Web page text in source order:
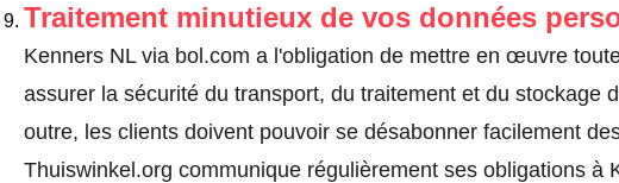
Traitement minutieux de vos données
Kenners NL via bol.com a l'obligation de mettre en œuvre
assurer la sécurité du transport, du traitement et du stockage
outre, les clients doivent pouvoir se désabonner facilement
Thuiswinkel.org communique régulièrement ses obligations à